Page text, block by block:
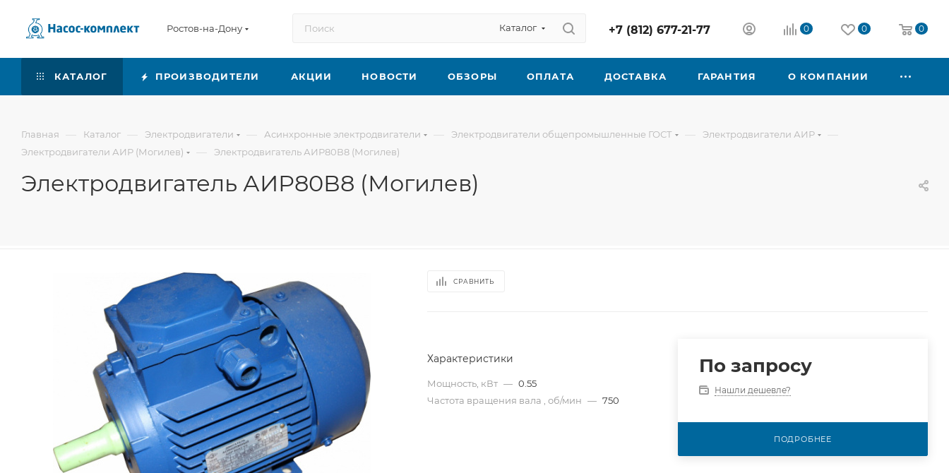
Ростов-на-Дону Каталог +7 (812) 677-21-77 0 0 0
КАТАЛОГ ПРОИЗВОДИТЕЛИ АКЦИИ НОВОСТИ ОБЗОРЫ ОПЛАТА ДОСТАВКА ГАРАНТИЯ О КОМПАНИИ
Главная — Каталог — Электродвигатели — Асинхронные электродвигатели — Электродвигатели общепромышленные ГОСТ — Электродвигатели АИР —
Электродвигатели АИР (Могилев) — Электродвигатель АИР80В8 (Могилев)
Электродвигатель АИР80В8 (Могилев)
СРАВНИТЬ
Характеристики
Мощность, кВт — 0.55
Частота вращения вала , об/мин — 750
По запросу
Нашли дешевле?
ПОДРОБНЕЕ